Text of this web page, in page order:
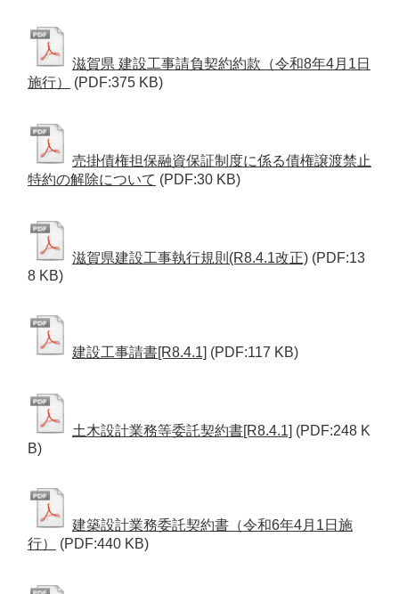
滋賀県 建設工事請負契約約款（令和8年4月1日
施行）
(PDF:375 KB)
売掛債権担保融資保証制度に係る債権譲渡禁止
特約の解除について (PDF:30 KB)
滋賀県建設工事執行規則(R8.4.1改正) (PDF:13
8 KB)
建設工事請書[R8.4.1] (PDF:117 KB)
土木設計業務等委託契約書[R8.4.1] (PDF:248 K
B)
建築設計業務委託契約書（令和6年4月1日施
行）
(PDF:440 KB)